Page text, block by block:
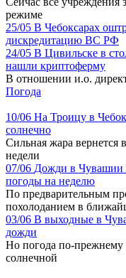
режиме
25/05 В Чебоксарах
дискредитацию ВС РФ
24/05 В Цивильске в
нашли криптоферму
В отношении и.о.
Погода
10/06 На Троицу в
солнечно
Сильная жара вернется
недели
07/06 Дожди в Чувашии
погоды на неделю
По предварительным
похолоданием в
03/06 В выходные в
дожди
Но погода по-прежнему
солнечной